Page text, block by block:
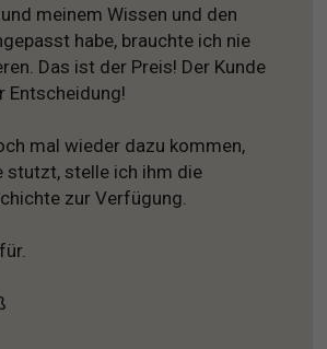
meinem Wissen und den
habe, brauchte ich nie
Das ist der Preis! Der Kunde
Entscheidung!
mal wieder dazu kommen,
stutzt, stelle ich ihm die
zur Verfügung.